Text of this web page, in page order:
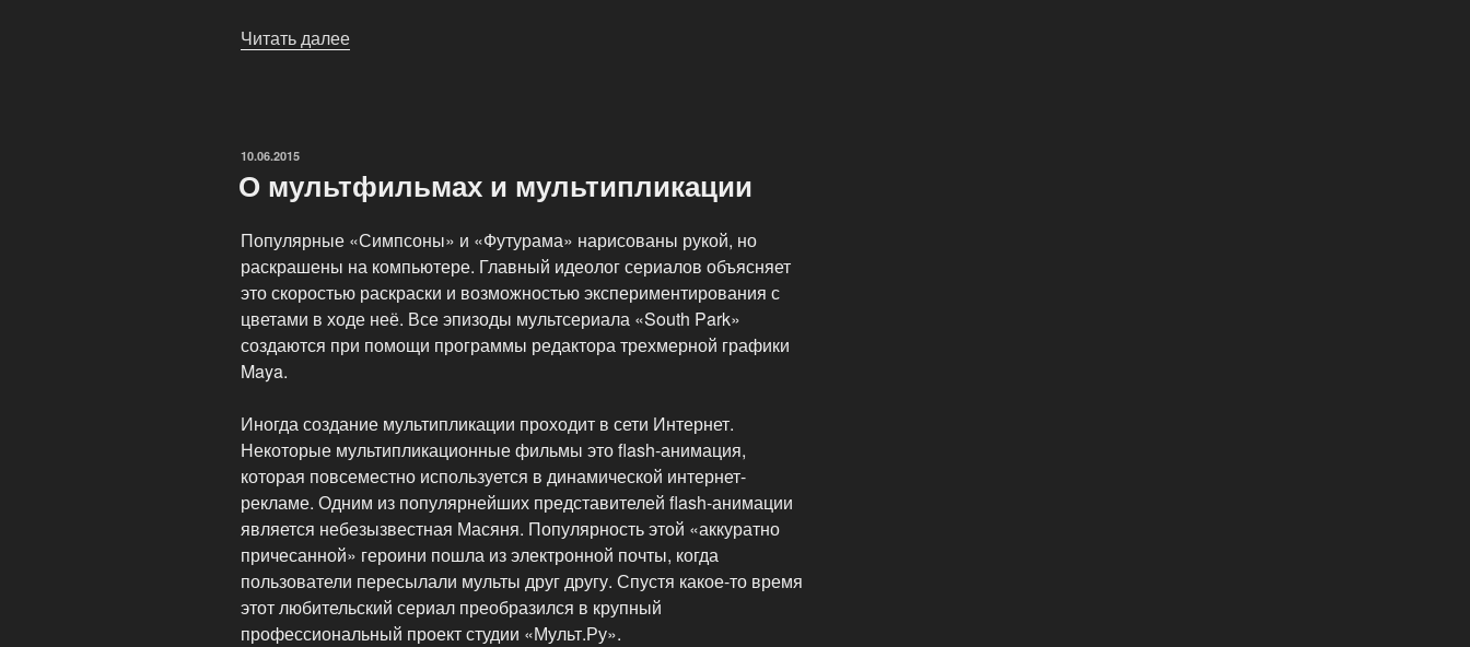
Читать далее
ОПУБЛИКОВАНО
10.06.2015
О мультфильмах и мультипликации
Популярные «Симпсоны» и «Футурама» нарисованы рукой, но
раскрашены на компьютере. Главный идеолог сериалов объясняет
это скоростью раскраски и возможностью экспериментирования с
цветами в ходе неё. Все эпизоды мультсериала «South Park»
создаются при помощи программы редактора трехмерной графики
Maya.
Иногда создание мультипликации проходит в сети Интернет.
Некоторые мультипликационные фильмы это flash-анимация,
которая повсеместно используется в динамической интернет-
рекламе. Одним из популярнейших представителей flash-анимации
является небезызвестная Масяня. Популярность этой «аккуратно
причесанной» героини пошла из электронной почты, когда
пользователи пересылали мульты друг другу. Спустя какое-то время
этот любительский сериал преобразился в крупный
профессиональный проект студии «Мульт.Ру».